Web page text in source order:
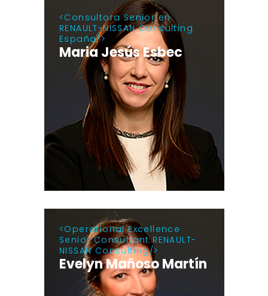
Consultora Senior en
RENAULT-NISSAN Consulting
España
Maria Jesús Esbec
Operational Excellence
Senior Consultant RENAULT-
NISSAN Consulting
Evelyn Mañoso Martín